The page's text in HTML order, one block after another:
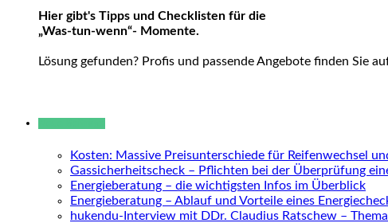
Hier gibt's Tipps und Checklisten für die
„Was-tun-wenn“- Momente.
Lösung gefunden? Profis und passende Angebote finden Sie
Kosten: Massive Preisunterschiede für Reifenwechsel
Gassicherheitscheck – Pflichten bei der Überprüfung
Energieberatung – die wichtigsten Infos im Überblick
Energieberatung – Ablauf und Vorteile eines
hukendu-Interview mit DDr. Claudius Ratschew –